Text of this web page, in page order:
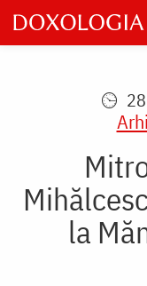
Skip
to
main
la